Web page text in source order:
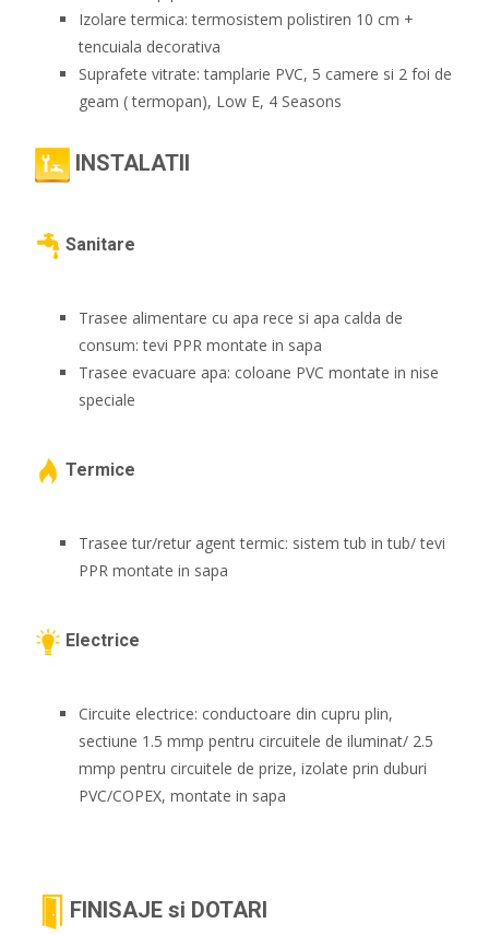
Izolare termica: termosistem polistiren 10 cm +
tencuiala decorativa
Suprafete vitrate: tamplarie PVC, 5 camere si 2 foi de
geam ( termopan), Low E, 4 Seasons
INSTALATII
Sanitare
Trasee alimentare cu apa rece si apa calda de
consum: tevi PPR montate in sapa
Trasee evacuare apa: coloane PVC montate in nise
speciale
Termice
Trasee tur/retur agent termic: sistem tub in tub/ tevi
PPR montate in sapa
Electrice
Circuite electrice: conductoare din cupru plin,
sectiune 1.5 mmp pentru circuitele de iluminat/ 2.5
mmp pentru circuitele de prize, izolate prin duburi
PVC/COPEX, montate in sapa
FINISAJE si DOTARI